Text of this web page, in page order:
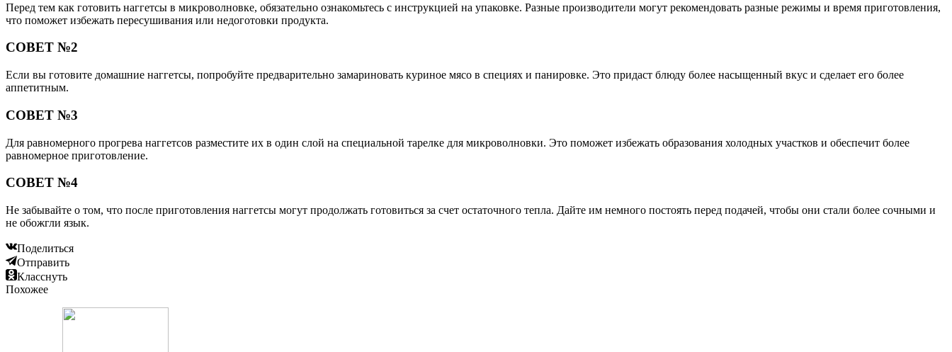
Перед тем как готовить наггетсы в микроволновке, обязательно ознакомьтесь с инструкцией на упаковке. Разные производители могут рекомендовать разные режимы и время приготовления,
что поможет избежать пересушивания или недоготовки продукта.
СОВЕТ №2
Если вы готовите домашние наггетсы, попробуйте предварительно замариновать куриное мясо в специях и панировке. Это придаст блюду более насыщенный вкус и сделает его более
аппетитным.
СОВЕТ №3
Для равномерного прогрева наггетсов разместите их в один слой на специальной тарелке для микроволновки. Это поможет избежать образования холодных участков и обеспечит более
равномерное приготовление.
СОВЕТ №4
Не забывайте о том, что после приготовления наггетсы могут продолжать готовиться за счет остаточного тепла. Дайте им немного постоять перед подачей, чтобы они стали более сочными и
не обожгли язык.
Поделиться
Отправить
Класснуть
Похожее